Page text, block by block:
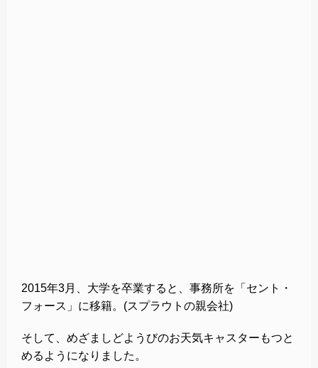
2015年3月、大学を卒業すると、事務所を「セント・
フォース」に移籍。(スプラウトの親会社)
そして、めざましどようびのお天気キャスターもつと
めるようになりました。